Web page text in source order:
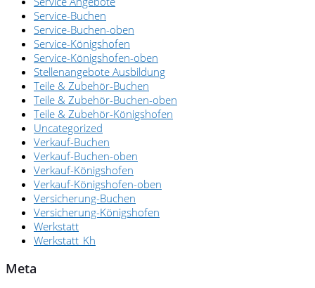
Service-Buchen
Service-Buchen-oben
Service-Königshofen
Service-Königshofen-oben
Stellenangebote Ausbildung
Teile & Zubehör-Buchen
Teile & Zubehör-Buchen-oben
Teile & Zubehör-Königshofen
Uncategorized
Verkauf-Buchen
Verkauf-Buchen-oben
Verkauf-Königshofen
Verkauf-Königshofen-oben
Versicherung-Buchen
Versicherung-Königshofen
Werkstatt
Werkstatt_Kh
Meta